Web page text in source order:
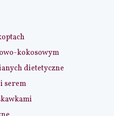
kokosowym
dietetyczne
serem